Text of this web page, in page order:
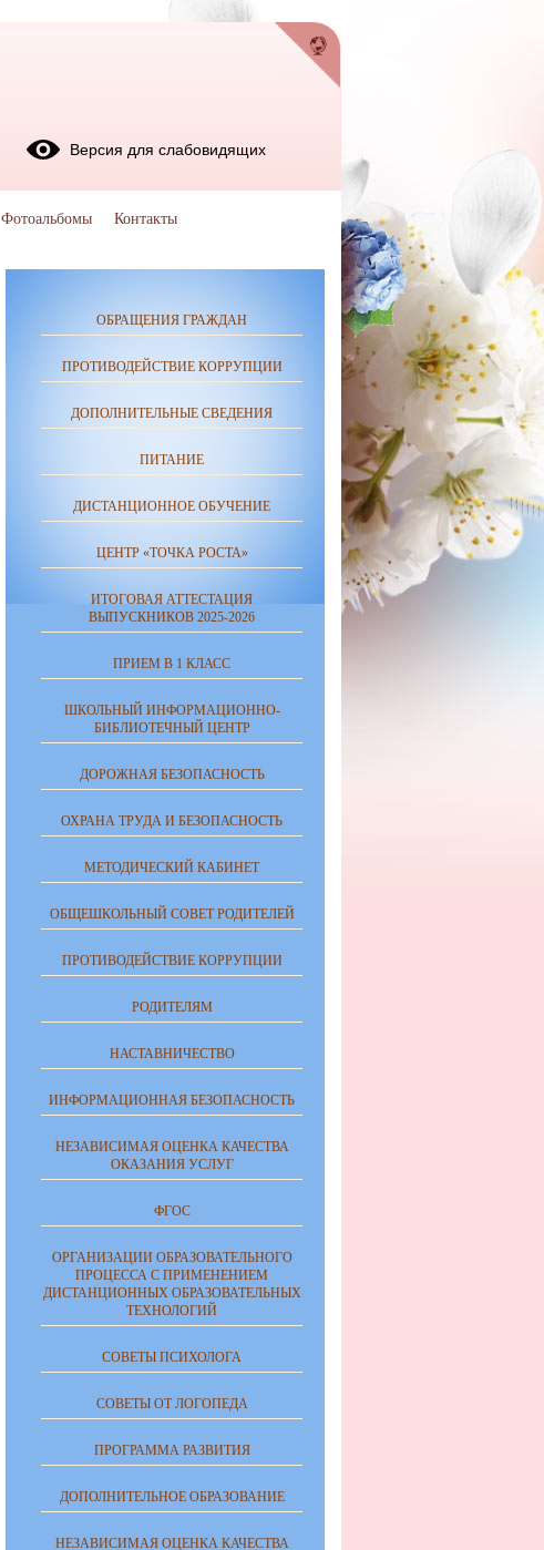
ОБРАЩЕНИЯ ГРАЖДАН
ПРОТИВОДЕЙСТВИЕ КОРРУПЦИИ
ДОПОЛНИТЕЛЬНЫЕ СВЕДЕНИЯ
ПИТАНИЕ
ДИСТАНЦИОННОЕ ОБУЧЕНИЕ
ЦЕНТР «ТОЧКА РОСТА»
ИТОГОВАЯ АТТЕСТАЦИЯ
ВЫПУСКНИКОВ 2025-2026
ПРИЕМ В 1 КЛАСС
ШКОЛЬНЫЙ ИНФОРМАЦИОННО-
БИБЛИОТЕЧНЫЙ ЦЕНТР
ДОРОЖНАЯ БЕЗОПАСНОСТЬ
ОХРАНА ТРУДА И БЕЗОПАСНОСТЬ
МЕТОДИЧЕСКИЙ КАБИНЕТ
ОБЩЕШКОЛЬНЫЙ СОВЕТ РОДИТЕЛЕЙ
ПРОТИВОДЕЙСТВИЕ КОРРУПЦИИ
РОДИТЕЛЯМ
НАСТАВНИЧЕСТВО
ИНФОРМАЦИОННАЯ БЕЗОПАСНОСТЬ
НЕЗАВИСИМАЯ ОЦЕНКА КАЧЕСТВА
ОКАЗАНИЯ УСЛУГ
ФГОС
ОРГАНИЗАЦИИ ОБРАЗОВАТЕЛЬНОГО
ПРОЦЕССА С ПРИМЕНЕНИЕМ
ДИСТАНЦИОННЫХ ОБРАЗОВАТЕЛЬНЫХ
ТЕХНОЛОГИЙ
СОВЕТЫ ПСИХОЛОГА
СОВЕТЫ ОТ ЛОГОПЕДА
ПРОГРАММА РАЗВИТИЯ
ДОПОЛНИТЕЛЬНОЕ ОБРАЗОВАНИЕ
НЕЗАВИСИМАЯ ОЦЕНКА КАЧЕСТВА
Версия для слабовидящих
Фотоальбомы Контакты